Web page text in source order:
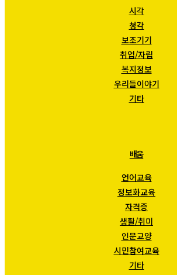
시각
청각
보조기기
취업/자립
복지정보
우리들이야기
기타
배움
언어교육
정보화교육
자격증
생활/취미
인문교양
시민참여교육
기타